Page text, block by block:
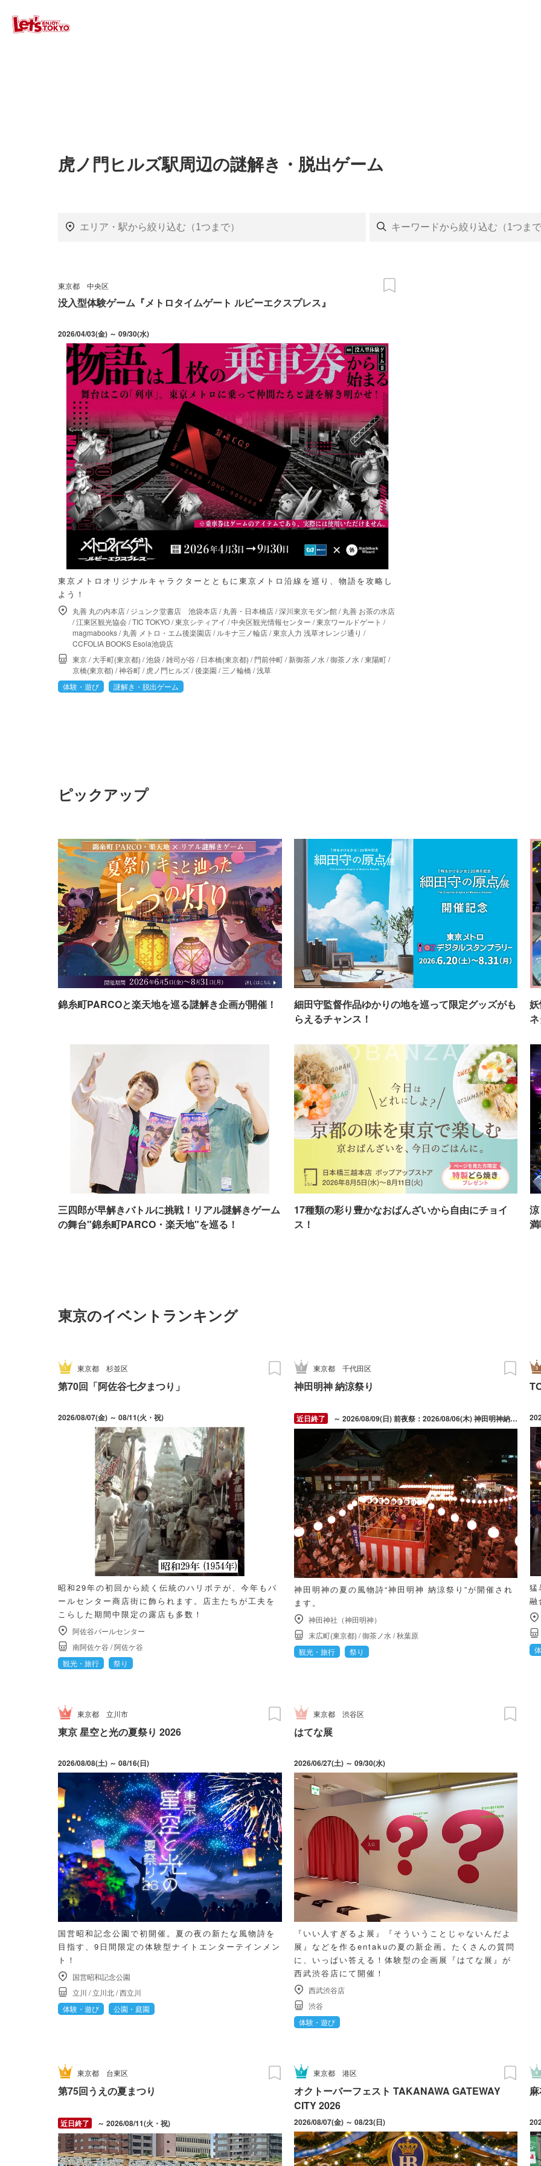
虎ノ門ヒルズ駅周辺の謎解き・脱出ゲーム
東京都 中央区
没入型体験ゲーム『メトロタイムゲート ルビーエクスプレス』
2026/04/03(金) ～ 09/30(水)
東京メトロオリジナルキャラクターとともに東京メトロ沿線を巡り、物語を攻略し
よう！
丸善 丸の内本店/ジュンク堂書店 池袋本店/丸善・日本橋店/深川東京モダン館/丸善 お茶の水店
/江東区観光協会/TIC TOKYO/東京シティアイ /中央区観光情報センター /東京ワールドゲート /
magmabooks/丸善 メトロ・エム後楽園店/ ルキナ三ノ輪店/東京人力 浅草オレンジ通り /
CCFOLIA BOOKS Esola池袋店
東京/大手町(東京都) /池袋/雑司が谷 / 日本橋(東京都) /門前仲町/新御茶ノ水 /御茶ノ水 /東陽町/
京橋(東京都) /神谷町/虎ノ門ヒルズ/後楽園 /三ノ輪橋/浅草
体験・遊び
謎解き・脱出ゲーム
ピックアップ
錦糸町PARCOと楽天地を巡る謎解き企画が開催！
細田守監督作品ゆかりの地を巡って限定グッズがも
らえるチャンス！
三四郎が早解きバトルに挑戦！リアル謎解きゲーム
の舞台"錦糸町PARCO・楽天地"を巡る！
17種類の彩り豊かなおばんざいから自由にチョイ
ス！
東京のイベントランキング
東京都 杉並区
第70回「阿佐谷七夕まつり」
2026/08/07(金) ～ 08/11(火・祝)
昭和29年の初回から続く伝統のハリボテが、今年もパ
ールセンター商店街に飾られます。店主たちが工夫を
こらした期間中限定の露店も多数！
阿佐谷パールセンター
南阿佐ケ谷 /阿佐ケ谷
観光・旅行
祭り
東京都千代田区
神田明神 納涼祭り
～ 2026/08/09(日) 前夜祭：2026/08/06(木) 神田明神納涼祭り：2026/08/07(金) ～ 2026/08/09(日)
神田明神の夏の風物詩“神田明神 納涼祭り”が開催され
ます。
神田神社（神田明神）
末広町(東京都) /御茶ノ水 /秋葉原
観光・旅行
祭り
猛
融
東京都 立川市
東京 星空と光の夏祭り 2026
2026/08/08(土) ～ 08/16(日)
国営昭和記念公園で初開催。夏の夜の新たな風物詩を
目指す、9日間限定の体験型ナイトエンターテインメン
ト！
国営昭和記念公園
立川 /立川北/西立川
体験・遊び
公園・庭園
東京都渋谷区
はてな展
2026/06/27(土) ～ 09/30(水)
『いい人すぎるよ展』『そういうことじゃないんだよ
展』などを作るentakuの夏の新企画。たくさんの質問
に、いっぱい答える！体験型の企画展『はてな展』が
西武渋谷店にて開催！
西武渋谷店
渋谷
体験・遊び
東京都 台東区
第75回うえの夏まつり
～ 2026/08/11(火・祝)
東京都港区
オクトーバーフェスト TAKANAWA GATEWAY
CITY 2026
2026/08/07(金) ～ 08/23(日)